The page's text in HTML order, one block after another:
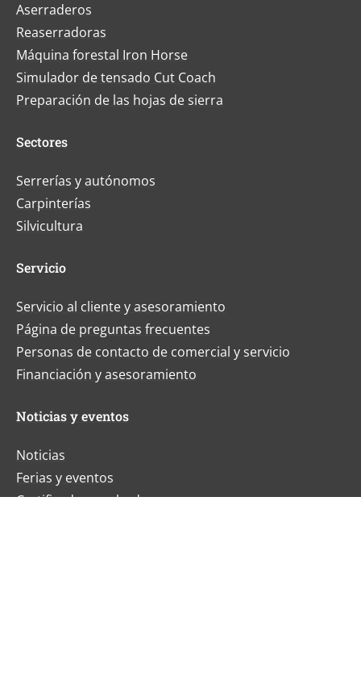
Aserraderos
Reaserradoras
Máquina forestal Iron Horse
Simulador de tensado Cut Coach
Preparación de las hojas de sierra
Sectores
Serrerías y autónomos
Carpinterías
Silvicultura
Servicio
Servicio al cliente y asesoramiento
Página de preguntas frecuentes
Personas de contacto de comercial y servicio
Financiación y asesoramiento
Noticias y eventos
Noticias
Ferias y eventos
Certificados y galardones